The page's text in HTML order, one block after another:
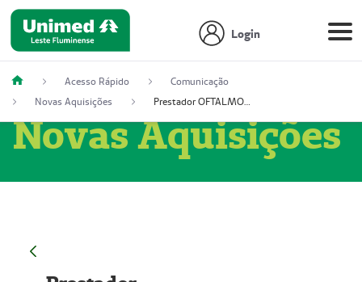
Login
Acesso Rápido
Comunicação
Novas Aquisições
Prestador OFTALMOCLÍNICA SÃO GONÇALO (55004164-2)
Novas Aquisições